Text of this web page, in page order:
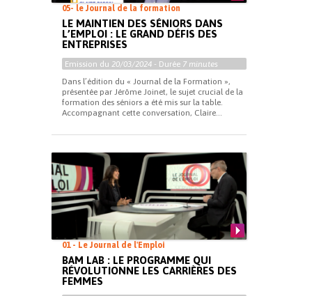
05- le Journal de la formation
LE MAINTIEN DES SÉNIORS DANS
L’EMPLOI : LE GRAND DÉFIS DES
ENTREPRISES
Emission du 20/03/2024 - Durée 7 minutes
Dans l’édition du « Journal de la Formation »,
présentée par Jérôme Joinet, le sujet crucial de la
formation des séniors a été mis sur la table.
Accompagnant cette conversation, Claire...
01 - Le Journal de l'Emploi
BAM LAB : LE PROGRAMME QUI
RÉVOLUTIONNE LES CARRIÈRES DES
FEMMES